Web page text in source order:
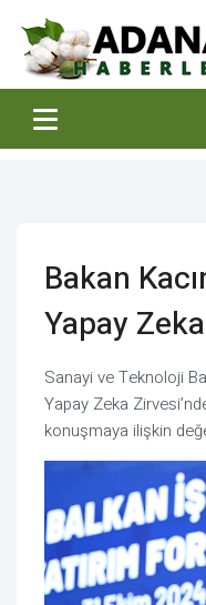
Bakan
Yapay
Sanayi ve Teknoloji
Yapay Zeka
konuşmaya ilişkin